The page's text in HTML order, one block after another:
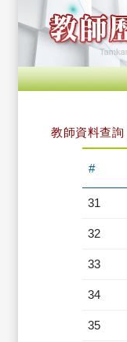
教師資料查
#
31
32
33
34
35